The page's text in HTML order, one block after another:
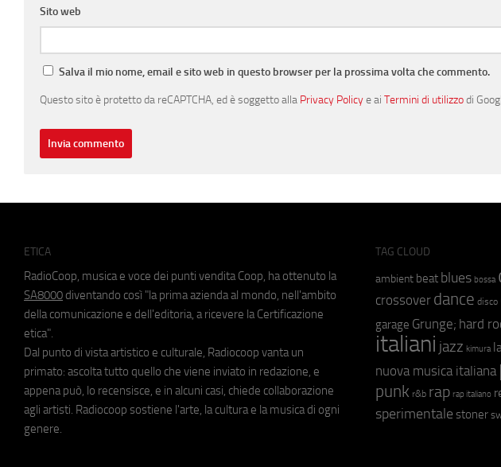
Sito web
Salva il mio nome, email e sito web in questo browser per la prossima volta che commento.
Questo sito è protetto da reCAPTCHA, ed è soggetto alla Privacy Policye ai Termini di utilizzodi
ETICA
RadioCoop, musica e voce dei punti vendita Coop, ha ottenuto la
SA8000 diventando così "la prima azienda al mondo, nell'ambito
della comunicazione e dell'editoria, a ricevere la Certificazione
etica".
Dal punto di vista artistico e culturale, Radiocoop vanta un
primato: ascolta tutto quello che viene inviato in redazione, e
appena può, lo recensisce, e in alcuni casi, chiede collaborazione
agli artisti. Radiocoop sostiene l'arte, la cultura e la musica di ogni
genere.
TAG CLOUD
ambient beat blues bossa
crossover dance disco
garage Grunge; hard
italiani jazz kimura
nuova musica italiana
punk r&b rap rap italiano
sperimentale stoner